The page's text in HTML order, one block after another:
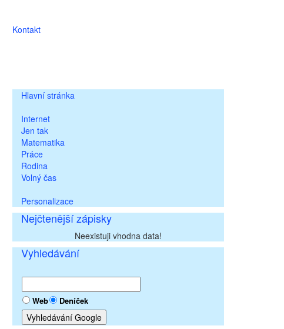
Kontakt
Hlavní stránka
Internet
Jen tak
Matematika
Práce
Rodina
Volný čas
Personalizace
Nejčtenější zápisky
Neexistuji vhodna data!
Vyhledávání
Web Deníček